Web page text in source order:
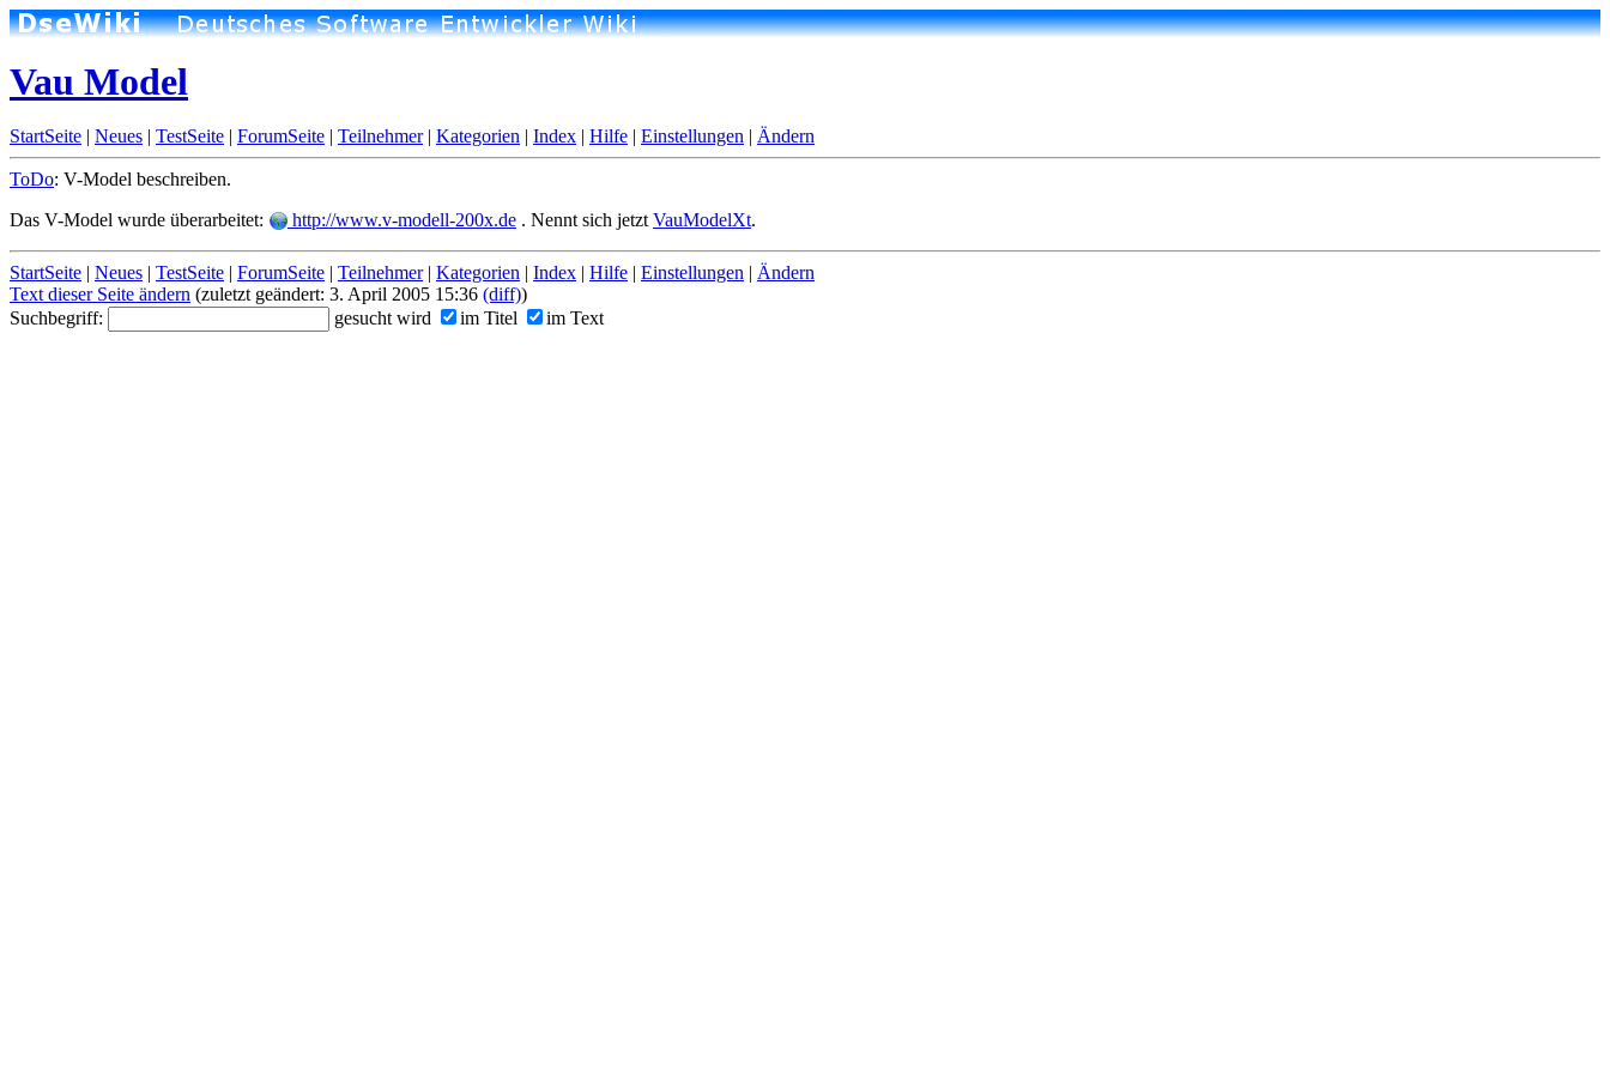
Vau Model
StartSeite | Neues | TestSeite | ForumSeite | Teilnehmer| Kategorien | Index | Hilfe | Einstellungen | Ändern
ToDo: V-Model beschreiben.
Das V-Model wurde überarbeitet:
http://www.v-modell-200x.de . Nennt sich jetzt VauModelXt.
StartSeite | Neues | TestSeite | ForumSeite | Teilnehmer| Kategorien | Index | Hilfe | Einstellungen | Ändern
Text dieser Seite ändern (zuletzt geändert: 3. April 2005 15:36 (diff))
Suchbegriff:
gesucht wird im Titel im Text